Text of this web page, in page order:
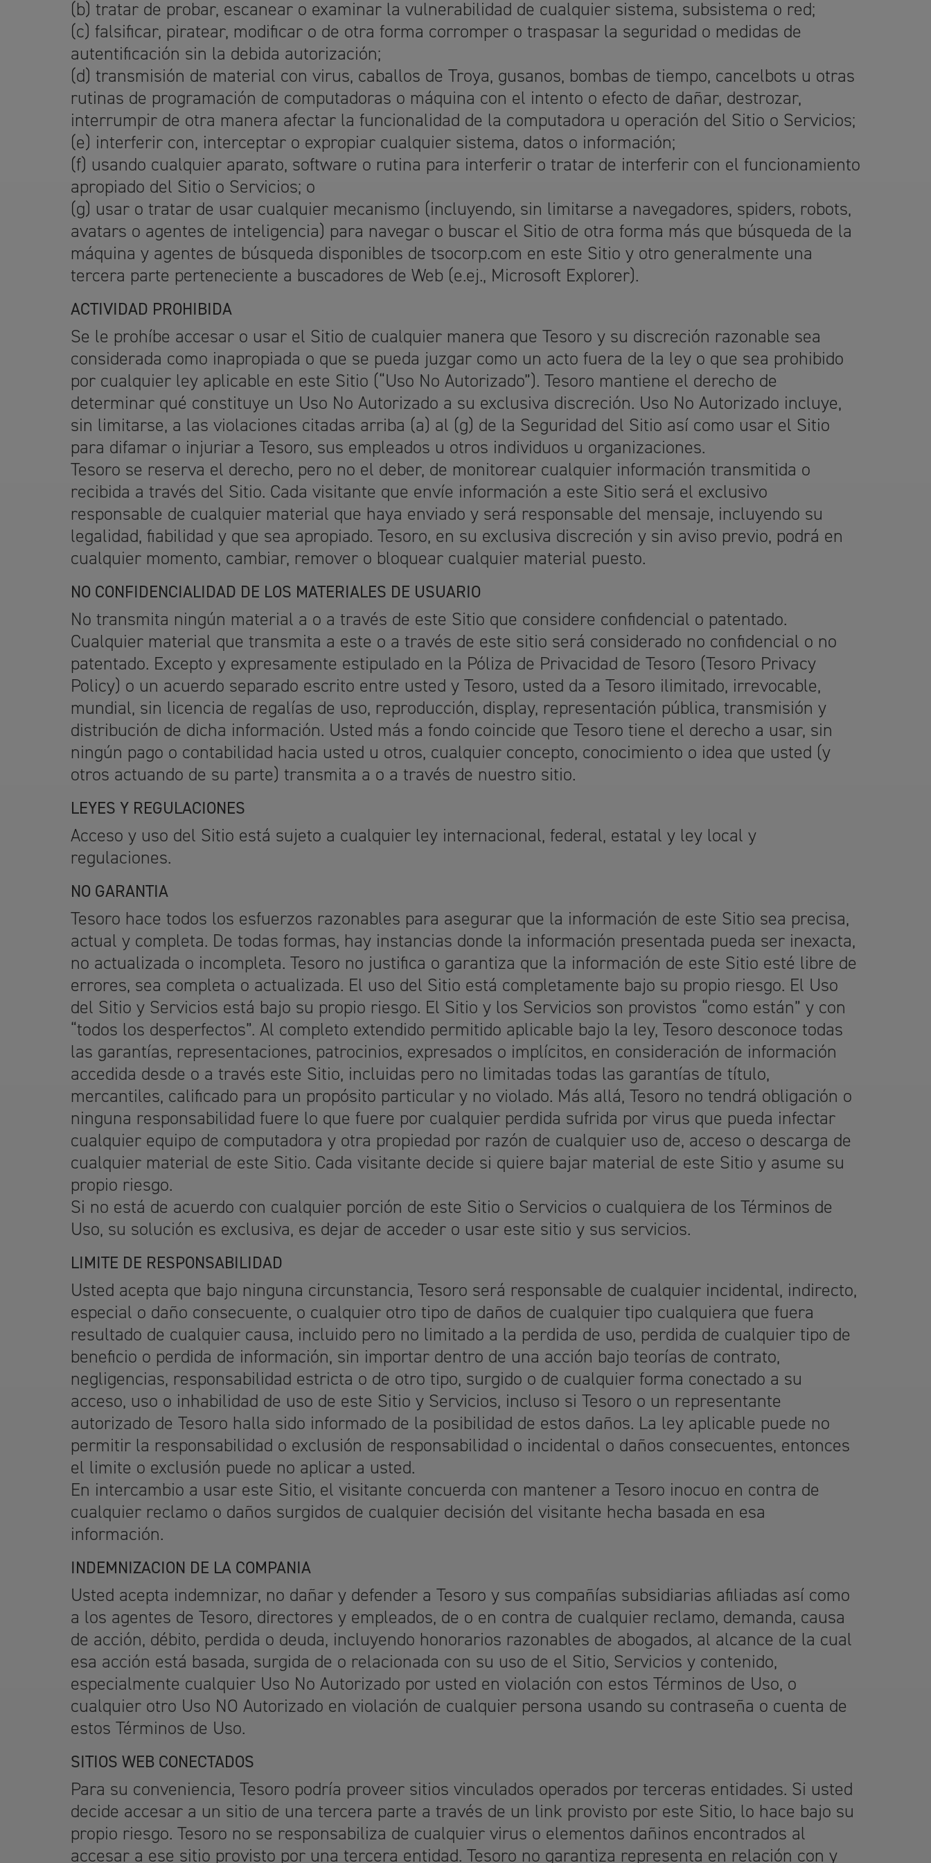
(b) tratar de probar, escanear o examinar la vulnerabilidad de cualquier sistema, subsistema o red;
(c) falsificar, piratear, modificar o de otra forma corromper o traspasar la seguridad o medidas de
autentificación sin la debida autorización;
(d) transmisión de material con virus, caballos de Troya, gusanos, bombas de tiempo, cancelbots u otras
rutinas de programación de computadoras o máquina con el intento o efecto de dañar, destrozar,
interrumpir de otra manera afectar la funcionalidad de la computadora u operación del Sitio o Servicios;
(e) interferir con, interceptar o expropiar cualquier sistema, datos o información;
(f) usando cualquier aparato, software o rutina para interferir o tratar de interferir con el funcionamiento
apropiado del Sitio o Servicios; o
(g) usar o tratar de usar cualquier mecanismo (incluyendo, sin limitarse a navegadores, spiders, robots,
avatars o agentes de inteligencia) para navegar o buscar el Sitio de otra forma más que búsqueda de la
máquina y agentes de búsqueda disponibles de tsocorp.com en este Sitio y otro generalmente una
tercera parte perteneciente a buscadores de Web (e.ej., Microsoft Explorer).
ACTIVIDAD PROHIBIDA
Se le prohíbe accesar o usar el Sitio de cualquier manera que Tesoro y su discreción razonable sea
considerada como inapropiada o que se pueda juzgar como un acto fuera de la ley o que sea prohibido
por cualquier ley aplicable en este Sitio (“Uso No Autorizado”). Tesoro mantiene el derecho de
determinar qué constituye un Uso No Autorizado a su exclusiva discreción. Uso No Autorizado incluye,
sin limitarse, a las violaciones citadas arriba (a) al (g) de la Seguridad del Sitio así como usar el Sitio
para difamar o injuriar a Tesoro, sus empleados u otros individuos u organizaciones.
Tesoro se reserva el derecho, pero no el deber, de monitorear cualquier información transmitida o
recibida a través del Sitio. Cada visitante que envíe información a este Sitio será el exclusivo
responsable de cualquier material que haya enviado y será responsable del mensaje, incluyendo su
legalidad, fiabilidad y que sea apropiado. Tesoro, en su exclusiva discreción y sin aviso previo, podrá en
cualquier momento, cambiar, remover o bloquear cualquier material puesto.
NO CONFIDENCIALIDAD DE LOS MATERIALES DE USUARIO
No transmita ningún material a o a través de este Sitio que considere confidencial o patentado.
Cualquier material que transmita a este o a través de este sitio será considerado no confidencial o no
patentado. Excepto y expresamente estipulado en la Póliza de Privacidad de Tesoro (Tesoro Privacy
Policy) o un acuerdo separado escrito entre usted y Tesoro, usted da a Tesoro ilimitado, irrevocable,
mundial, sin licencia de regalías de uso, reproducción, display, representación pública, transmisión y
distribución de dicha información. Usted más a fondo coincide que Tesoro tiene el derecho a usar, sin
ningún pago o contabilidad hacia usted u otros, cualquier concepto, conocimiento o idea que usted (y
otros actuando de su parte) transmita a o a través de nuestro sitio.
LEYES Y REGULACIONES
Acceso y uso del Sitio está sujeto a cualquier ley internacional, federal, estatal y ley local y
regulaciones.
NO GARANTIA
Tesoro hace todos los esfuerzos razonables para asegurar que la información de este Sitio sea precisa,
actual y completa. De todas formas, hay instancias donde la información presentada pueda ser inexacta,
no actualizada o incompleta. Tesoro no justifica o garantiza que la información de este Sitio esté libre de
errores, sea completa o actualizada. El uso del Sitio está completamente bajo su propio riesgo. El Uso
del Sitio y Servicios está bajo su propio riesgo. El Sitio y los Servicios son provistos “como están” y con
“todos los desperfectos”. Al completo extendido permitido aplicable bajo la ley, Tesoro desconoce todas
las garantías, representaciones, patrocinios, expresados o implícitos, en consideración de información
accedida desde o a través este Sitio, incluidas pero no limitadas todas las garantías de título,
mercantiles, calificado para un propósito particular y no violado. Más allá, Tesoro no tendrá obligación o
ninguna responsabilidad fuere lo que fuere por cualquier perdida sufrida por virus que pueda infectar
cualquier equipo de computadora y otra propiedad por razón de cualquier uso de, acceso o descarga de
cualquier material de este Sitio. Cada visitante decide si quiere bajar material de este Sitio y asume su
propio riesgo.
Si no está de acuerdo con cualquier porción de este Sitio o Servicios o cualquiera de los Términos de
Uso, su solución es exclusiva, es dejar de acceder o usar este sitio y sus servicios.
LIMITE DE RESPONSABILIDAD
Usted acepta que bajo ninguna circunstancia, Tesoro será responsable de cualquier incidental, indirecto,
especial o daño consecuente, o cualquier otro tipo de daños de cualquier tipo cualquiera que fuera
resultado de cualquier causa, incluido pero no limitado a la perdida de uso, perdida de cualquier tipo de
beneficio o perdida de información, sin importar dentro de una acción bajo teorías de contrato,
negligencias, responsabilidad estricta o de otro tipo, surgido o de cualquier forma conectado a su
acceso, uso o inhabilidad de uso de este Sitio y Servicios, incluso si Tesoro o un representante
autorizado de Tesoro halla sido informado de la posibilidad de estos daños. La ley aplicable puede no
permitir la responsabilidad o exclusión de responsabilidad o incidental o daños consecuentes, entonces
el limite o exclusión puede no aplicar a usted.
En intercambio a usar este Sitio, el visitante concuerda con mantener a Tesoro inocuo en contra de
cualquier reclamo o daños surgidos de cualquier decisión del visitante hecha basada en esa
información.
INDEMNIZACION DE LA COMPANIA
Usted acepta indemnizar, no dañar y defender a Tesoro y sus compañías subsidiarias afiliadas así como
a los agentes de Tesoro, directores y empleados, de o en contra de cualquier reclamo, demanda, causa
de acción, débito, perdida o deuda, incluyendo honorarios razonables de abogados, al alcance de la cual
esa acción está basada, surgida de o relacionada con su uso de el Sitio, Servicios y contenido,
especialmente cualquier Uso No Autorizado por usted en violación con estos Términos de Uso, o
cualquier otro Uso NO Autorizado en violación de cualquier persona usando su contraseña o cuenta de
estos Términos de Uso.
SITIOS WEB CONECTADOS
Para su conveniencia, Tesoro podría proveer sitios vinculados operados por terceras entidades. Si usted
decide accesar a un sitio de una tercera parte a través de un link provisto por este Sitio, lo hace bajo su
propio riesgo. Tesoro no se responsabiliza de cualquier virus o elementos dañinos encontrados al
accesar a ese sitio provisto por una tercera entidad. Tesoro no garantiza representa en relación con y